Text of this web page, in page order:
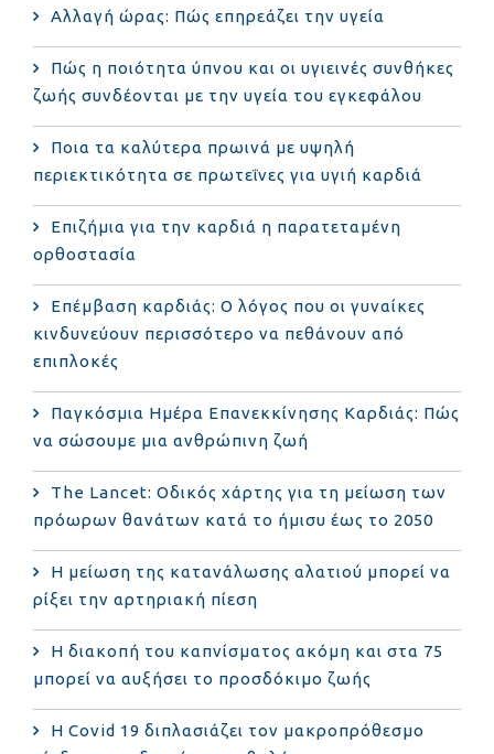
Αλλαγή ώρας: Πώς επηρεάζει την υγεία
Πώς η ποιότητα ύπνου και οι υγιεινές συνθήκες
ζωής συνδέονται με την υγεία του εγκεφάλου
Ποια τα καλύτερα πρωινά με υψηλή
περιεκτικότητα σε πρωτεΐνες για υγιή καρδιά
Επιζήμια για την καρδιά η παρατεταμένη
ορθοστασία
Επέμβαση καρδιάς: Ο λόγος που οι γυναίκες
κινδυνεύουν περισσότερο να πεθάνουν από
επιπλοκές
Παγκόσμια Ημέρα Επανεκκίνησης Καρδιάς: Πώς
να σώσουμε μια ανθρώπινη ζωή
The Lancet: Οδικός χάρτης για τη μείωση των
πρόωρων θανάτων κατά το ήμισυ έως το 2050
Η μείωση της κατανάλωσης αλατιού μπορεί να
ρίξει την αρτηριακή πίεση
Η διακοπή του καπνίσματος ακόμη και στα 75
μπορεί να αυξήσει το προσδόκιμο ζωής
Η Covid 19 διπλασιάζει τον μακροπρόθεσμο